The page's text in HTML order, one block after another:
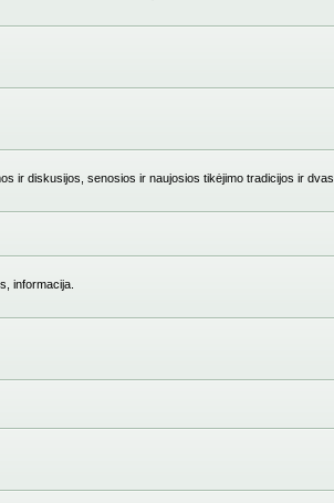
ir diskusijos, senosios ir naujosios tikėjimo tradicijos ir
informacija.